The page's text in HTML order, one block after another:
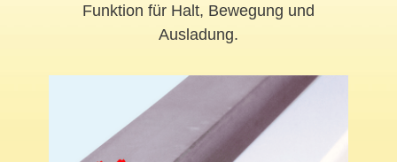
Funktion für Halt, Bewegung und
Ausladung.